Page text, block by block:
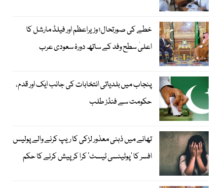
خطے کی صورتحال؛ وزیراعظم اور فیلڈ مارشل کا
اعلیٰ سطح وفد کے ساتھ دورۂ سعودی عرب
پنجاب میں بلدیاتی انتخابات کی جانب ایک اور قدم،
حکومت سے فنڈز طلب
تھانے میں ذہنی معذور لڑکی کا ریپ کرنے والے پولیس
افسر کا ’پوٹینسی ٹیسٹ‘ کرا کر پیش کرنے کا حکم